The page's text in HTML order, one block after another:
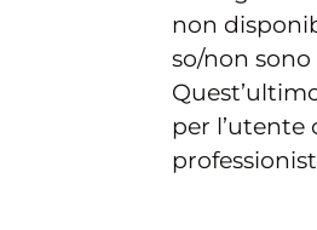
non
so/non
per l’utente